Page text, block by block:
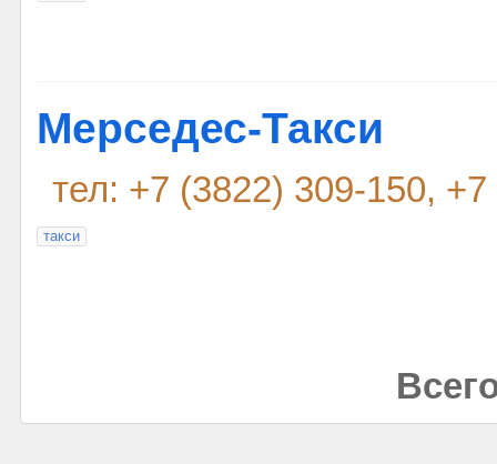
Мерседес-Такси
тел: +7 (3822) 309-150,
такси